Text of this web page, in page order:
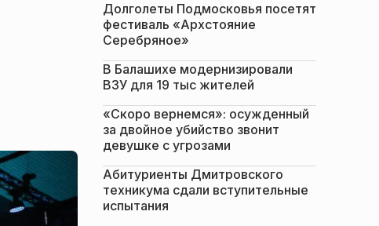
Долголеты Подмосковья посетят
фестиваль «Архстояние
Серебряное»
В Балашихе модернизировали
ВЗУ для 19 тыс жителей
«Скоро вернемся»: осужденный
за двойное убийство звонит
девушке с угрозами
Абитуриенты Дмитровского
техникума сдали вступительные
испытания